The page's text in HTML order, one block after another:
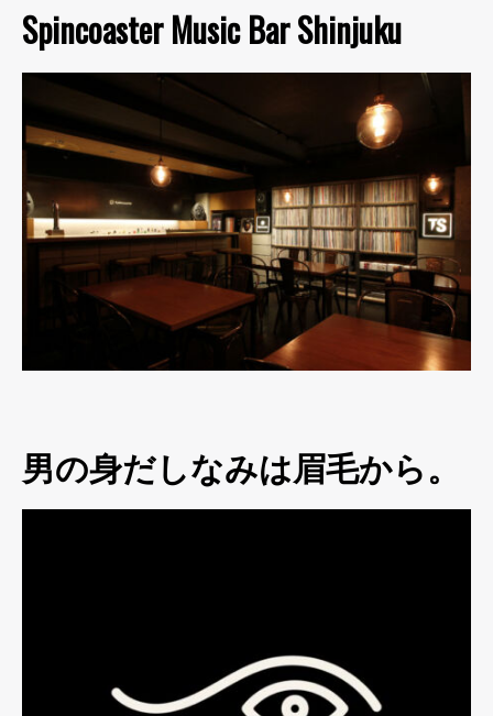
Spincoaster Music Bar Shinjuku
男の身だしなみは眉毛から。